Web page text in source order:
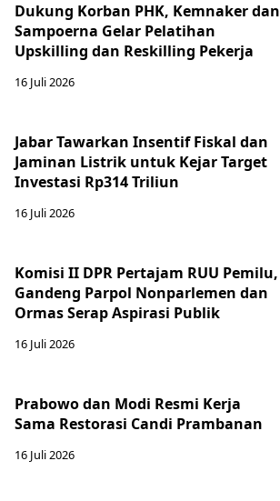
Dukung Korban PHK, Kemnaker dan
Sampoerna Gelar Pelatihan
Upskilling dan Reskilling Pekerja
16 Juli 2026
Jabar Tawarkan Insentif Fiskal dan
Jaminan Listrik untuk Kejar Target
Investasi Rp314 Triliun
16 Juli 2026
Komisi II DPR Pertajam RUU Pemilu,
Gandeng Parpol Nonparlemen dan
Ormas Serap Aspirasi Publik
16 Juli 2026
Prabowo dan Modi Resmi Kerja
Sama Restorasi Candi Prambanan
16 Juli 2026